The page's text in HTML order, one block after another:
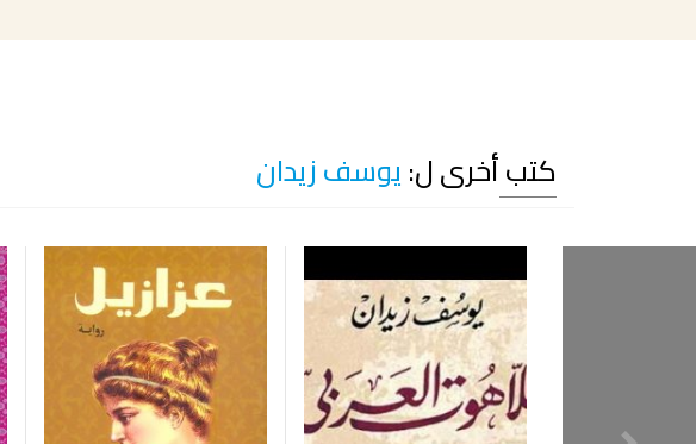
كتب أخرى ل:يوسف زيدان